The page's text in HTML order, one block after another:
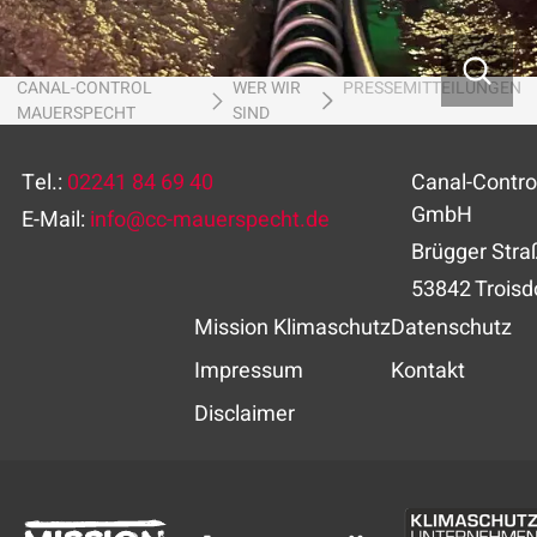
CANAL-CONTROL
MAUERSPECHT
WER WIR
SIND
PRESSEMITTEILUNGEN
Tel.: 02241 84 69 40
E-Mail: info@cc-mauerspecht.de
Canal-
GmbH
Brügger
53842
Mission Klimaschutz
Impressum
Disclaimer
Datenschutz
Kontakt